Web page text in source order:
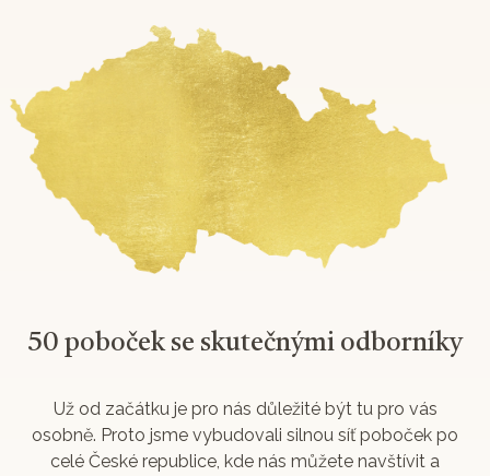
50 poboček se skutečnými odborníky
Už od začátku je pro nás důležité být tu pro vás
osobně. Proto jsme vybudovali silnou síť poboček po
celé České republice, kde nás můžete navštívit a